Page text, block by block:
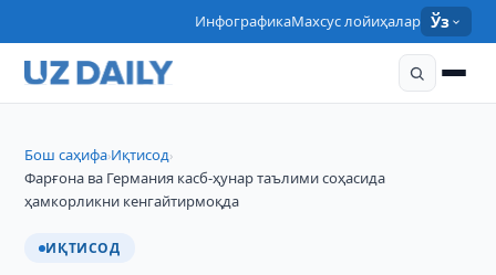
ИнфографикаМахсус лойиҳалар Ўз
Бош саҳифа›Иқтисод›
Фарғона ва Германия касб-ҳунар таълими соҳасида
ҳамкорликни кенгайтирмоқда
ИҚТИСОД